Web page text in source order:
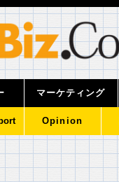
マーケティング
Opinion